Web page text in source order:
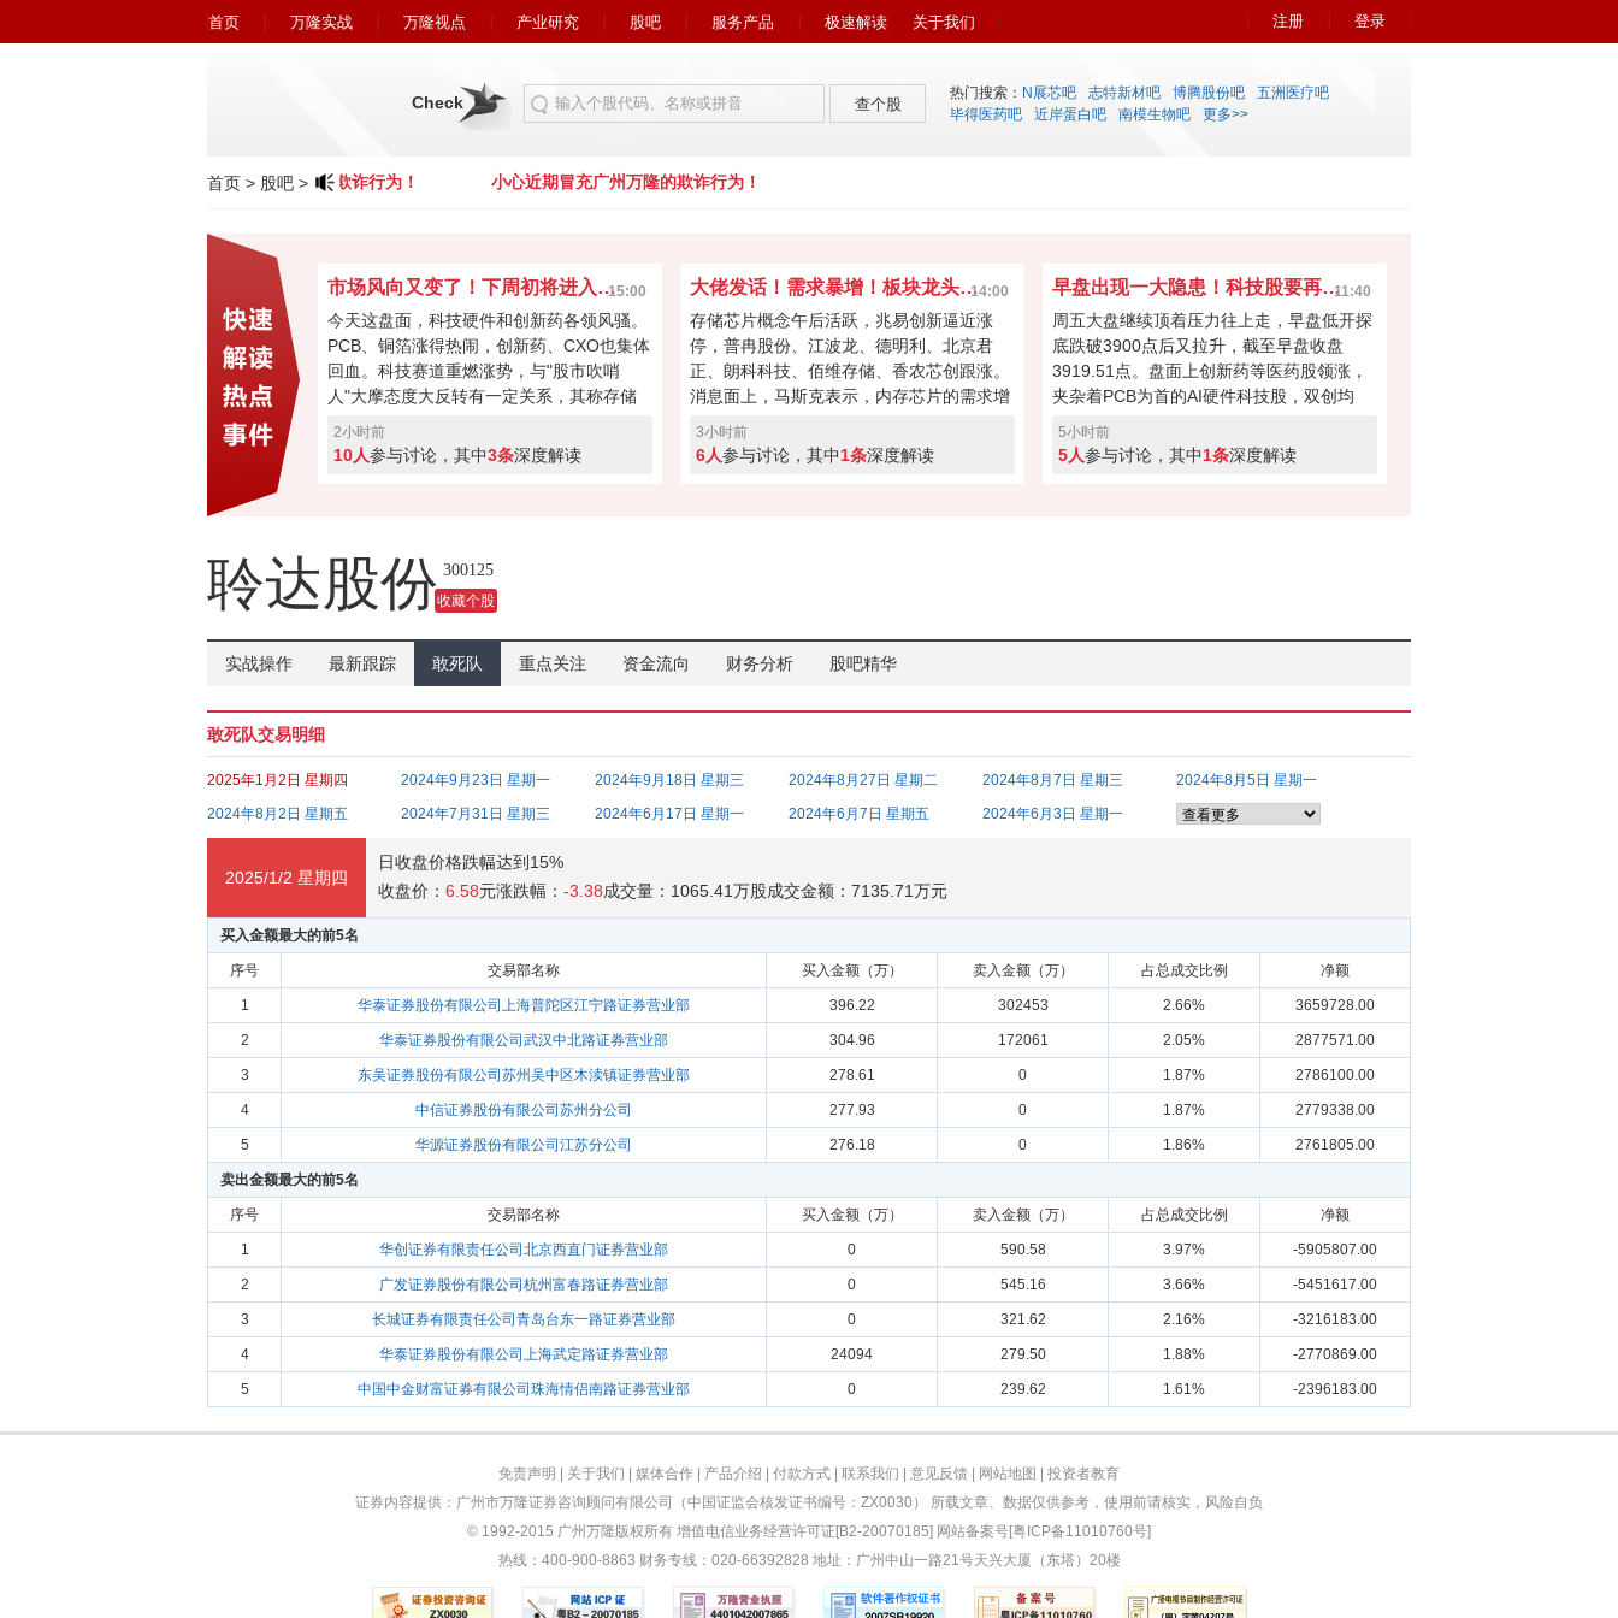
注册 登录
首页 万隆实战 万隆视点 产业研究 股吧 服务产品 极速解读 关于我们
Check 查个股
热门搜索： N展芯吧 志特新材吧 博腾股份吧
五洲医疗吧
毕得医药吧
近岸蛋白吧 南模生物吧 更多>>
首页 > 股吧 >
小心近期冒充广州万隆的欺诈行为！ 小心近期冒充广州万隆的欺诈行为！
市场风向又变了！下周初将进入关键窗口？15:00
今天这盘面，科技硬件和创新药各领风骚。
PCB、铜箔涨得热闹，创新药、CXO也集体
回血。科技赛道重燃涨势，与"股市吹哨
人"大摩态度大反转有一定关系，其称存储
最悲观过去，市场焦点要转向资本回馈，回
购、现金流或将成新催化。经过本周的连续
2小时前
10人参与讨论，其中3条深度解读
大佬发话！需求暴增！板块龙头冲击涨停？14:00
存储芯片概念午后活跃，兆易创新逼近涨
停，普冉股份、江波龙、德明利、北京君
正、朗科科技、佰维存储、香农芯创跟涨。
消息面上，马斯克表示，内存芯片的需求增
长速度远远超过了供应增速。马斯克对存储
芯片的需求状况具备很强的发言权，因为特
3小时前
6人参与讨论，其中1条深度解读
早盘出现一大隐患！科技股要再次吸干大盘？11:40
周五大盘继续顶着压力往上走，早盘低开探
底跌破3900点后又拉升，截至早盘收盘
3919.51点。盘面上创新药等医药股领涨，
夹杂着PCB为首的AI硬件科技股，双创均
涨。科技股本次反弹力度不小，但早盘成交
缩量700多亿，如此下去会不会无法撑起大
5小时前
5人参与讨论，其中1条深度解读
聆达股份 300125
收藏个股
实战操作 最新跟踪 敢死队 重点关注 资金流向 财务分析 股吧精华
敢死队交易明细
2025年1月2日 星期四 2024年9月23日 星期一 2024年9月18日 星期三 2024年8月27日 星期二 2024年8月7日 星期三
2024年8月5日 星期一
2024年8月2日 星期五
2024年7月31日 星期三 2024年6月17日 星期一 2024年6月7日 星期五 2024年6月3日 星期一
2025/1/2 星期四
日收盘价格跌幅达到15%
收盘价： 6.58元涨跌幅： -3.38成交量：1065.41万股成交金额：7135.71万元
买入金额最大的前5名
序号 交易部名称 买入金额（万） 卖入金额（万） 占总成交比例 净额
1 华泰证券股份有限公司上海普陀区江宁路证券营业部 396.22 302453 2.66% 3659728.00
2 华泰证券股份有限公司武汉中北路证券营业部 304.96 172061 2.05% 2877571.00
3 东吴证券股份有限公司苏州吴中区木渎镇证券营业部 278.61 0 1.87% 2786100.00
4 中信证券股份有限公司苏州分公司 277.93 0 1.87% 2779338.00
5 华源证券股份有限公司江苏分公司 276.18 0 1.86% 2761805.00
卖出金额最大的前5名
序号 交易部名称 买入金额（万） 卖入金额（万） 占总成交比例 净额
1 华创证券有限责任公司北京西直门证券营业部 0 590.58 3.97% -5905807.00
2 广发证券股份有限公司杭州富春路证券营业部 0 545.16 3.66% -5451617.00
3 长城证券有限责任公司青岛台东一路证券营业部 0 321.62 2.16% -3216183.00
4 华泰证券股份有限公司上海武定路证券营业部 24094 279.50 1.88% -2770869.00
5 中国中金财富证券有限公司珠海情侣南路证券营业部 0 239.62 1.61% -2396183.00
免责声明 关于我们 媒体合作 产品介绍 付款方式 联系我们 意见反馈 网站地图
投资者教育
证券内容提供：广州市万隆证券咨询顾问有限公司（中国证监会核发证书编号：ZX0030） 所载文章、数据仅供参考，使用前请核实，风险自负
© 1992-2015 广州万隆版权所有 增值电信业务经营许可证[B2-20070185] 网站备案号[粤ICP备11010760号]
热线：400-900-8863 财务专线：020-66392828 地址：广州中山一路21号天兴大厦（东塔）20楼